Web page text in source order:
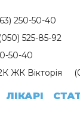
250-50-40
(050) 525-85-92
50-40
ЖК Вікторія
ЛІКАРІ